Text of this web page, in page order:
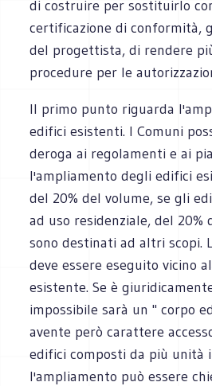
di costruire per sostituirlo
certificazione di conformità,
del progettista, di rendere
procedure per le
Il primo punto riguarda
edifici esistenti. I Comuni
deroga ai regolamenti e ai
l'ampliamento degli edifici
del 20% del volume, se gli
ad uso residenziale, del 20%
sono destinati ad altri scopi.
deve essere eseguito vicino
esistente. Se è
impossibile sarà un " corpo
avente però carattere
edifici composti da più unità
l'ampliamento può essere